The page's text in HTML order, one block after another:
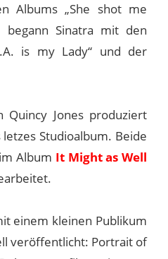
Albums „She shot me
begann Sinatra mit den
is my Lady“ und der
Quincy Jones produziert
Studioalbum. Beide
Album It Might as Well
einem kleinen Publikum
veröffentlicht: Portrait of